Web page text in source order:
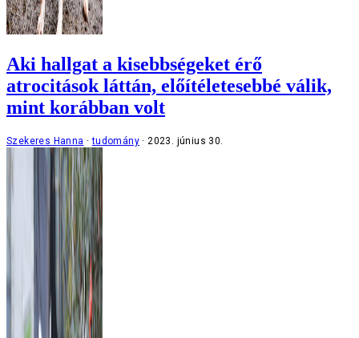
Aki hallgat a kisebbségeket érő
atrocitások láttán, előítéletesebbé válik,
mint korábban volt
Szekeres Hanna tudomány 2023. június 30.